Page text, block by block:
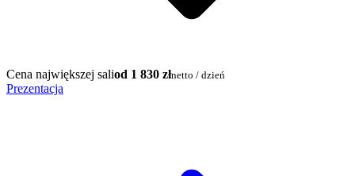
Cena największej saliod 1 830 złnetto / dzień
Prezentacja